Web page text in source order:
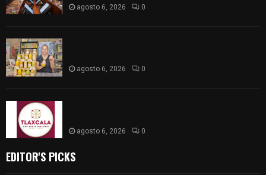
agosto 6, 2026 0
agosto 6, 2026 0
agosto 6, 2026 0
EDITOR'S PICKS